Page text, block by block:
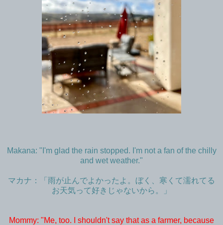
Makana: "I'm glad the rain stopped. I'm not a fan of the chilly
and wet weather."
マカナ：「雨が止んでよかったよ。ぼく、寒くて濡れてる
お天気って好きじゃないから。」
Mommy: "Me, too. I shouldn't say that as a farmer, because